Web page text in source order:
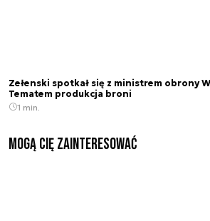
Zełenski spotkał się z ministrem obrony
Tematem produkcja broni
1 min.
Mogą Cię zainteresować